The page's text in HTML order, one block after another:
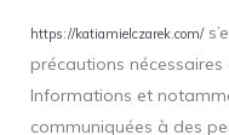
https://katiamielczarek.com/
précautions
Informations et
communiquées à des